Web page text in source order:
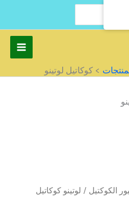
كوكاتيل لوتينو
الكوكتيل / لوتينو كوكاتيل